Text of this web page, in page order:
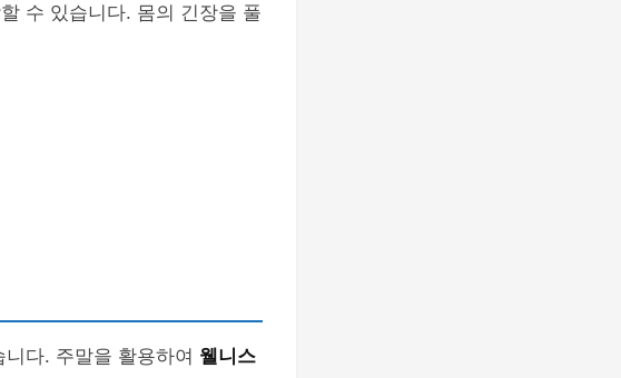
수 있습니다. 몸의 긴장을 풀
다. 주말을 활용하여 웰니스